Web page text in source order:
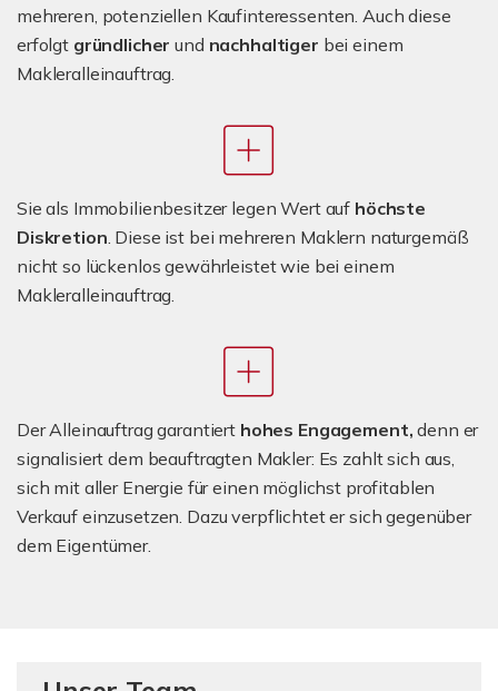
mehreren, potenziellen Kaufinteressenten. Auch diese
erfolgt gründlicherund nachhaltiger bei einem
Makleralleinauftrag.
Sie als Immobilienbesitzer legen Wert auf höchste
Diskretion. Diese ist bei mehreren Maklern naturgemäß
nicht so lückenlos gewährleistet wie bei einem
Makleralleinauftrag.
Der Alleinauftrag garantiert hohes Engagement,denn er
signalisiert dem beauftragten Makler: Es zahlt sich aus,
sich mit aller Energie für einen möglichst profitablen
Verkauf einzusetzen. Dazu verpflichtet er sich gegenüber
dem Eigentümer.